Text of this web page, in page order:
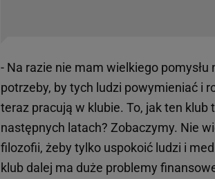
- Na razie nie mam wielkiego
potrzeby, by tych ludzi powymieniać i
teraz pracują w klubie. To, jak ten klub
następnych latach? Zobaczymy. Nie
filozofii, żeby tylko uspokoić ludzi i
klub dalej ma duże problemy